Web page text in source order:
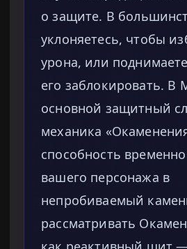
о защите. В
уклоняетесь, чтобы
урона, или
его заблокировать. В
основной защитный
механика
способность
вашего персонажа в
непробиваемый
рассматривать